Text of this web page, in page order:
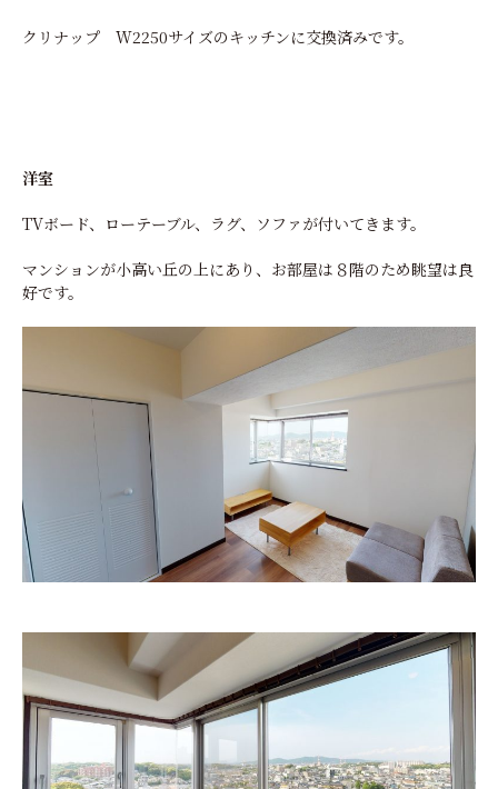
クリナップ W2250サイズのキッチンに交換済みです。
洋室
TVボード、ローテーブル、ラグ、ソファが付いてきます。
マンションが小高い丘の上にあり、お部屋は８階のため眺望は良
好です。